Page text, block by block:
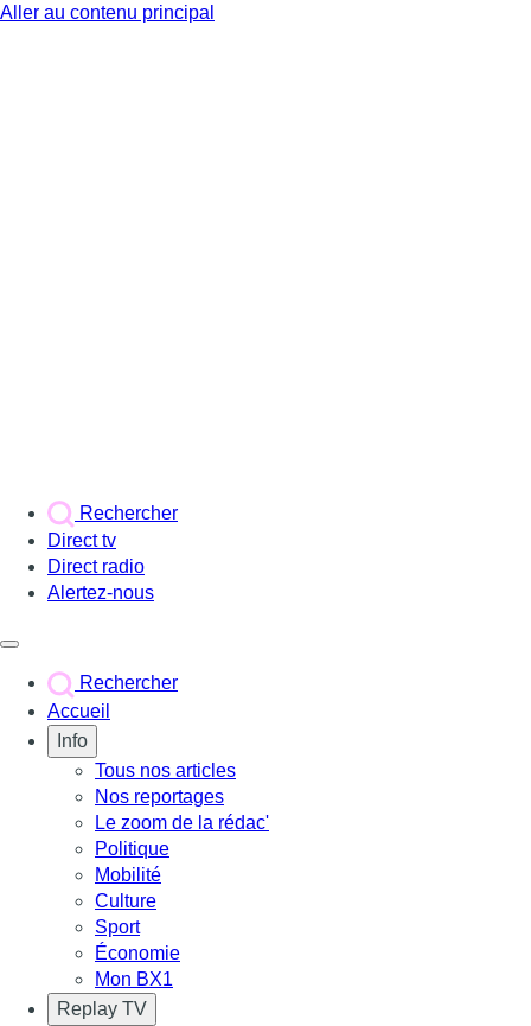
Aller au contenu principal
Rechercher
Direct tv
Direct radio
Alertez-nous
Rechercher
Accueil
Info
Tous nos articles
Nos reportages
Le zoom de la rédac'
Politique
Mobilité
Culture
Sport
Économie
Mon BX1
Replay TV